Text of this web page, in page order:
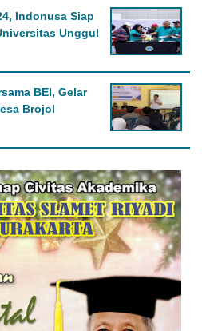
Indonusa Siap
Unggul
BEI, Gelar
Brojol